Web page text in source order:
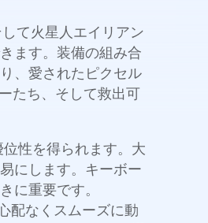
て火星人エイリアン
ます。装備の組み合
、愛されたピクセル
たち、そして救出可
性を得られます。大
にします。キーボー
に重要です。
配なくスムーズに動